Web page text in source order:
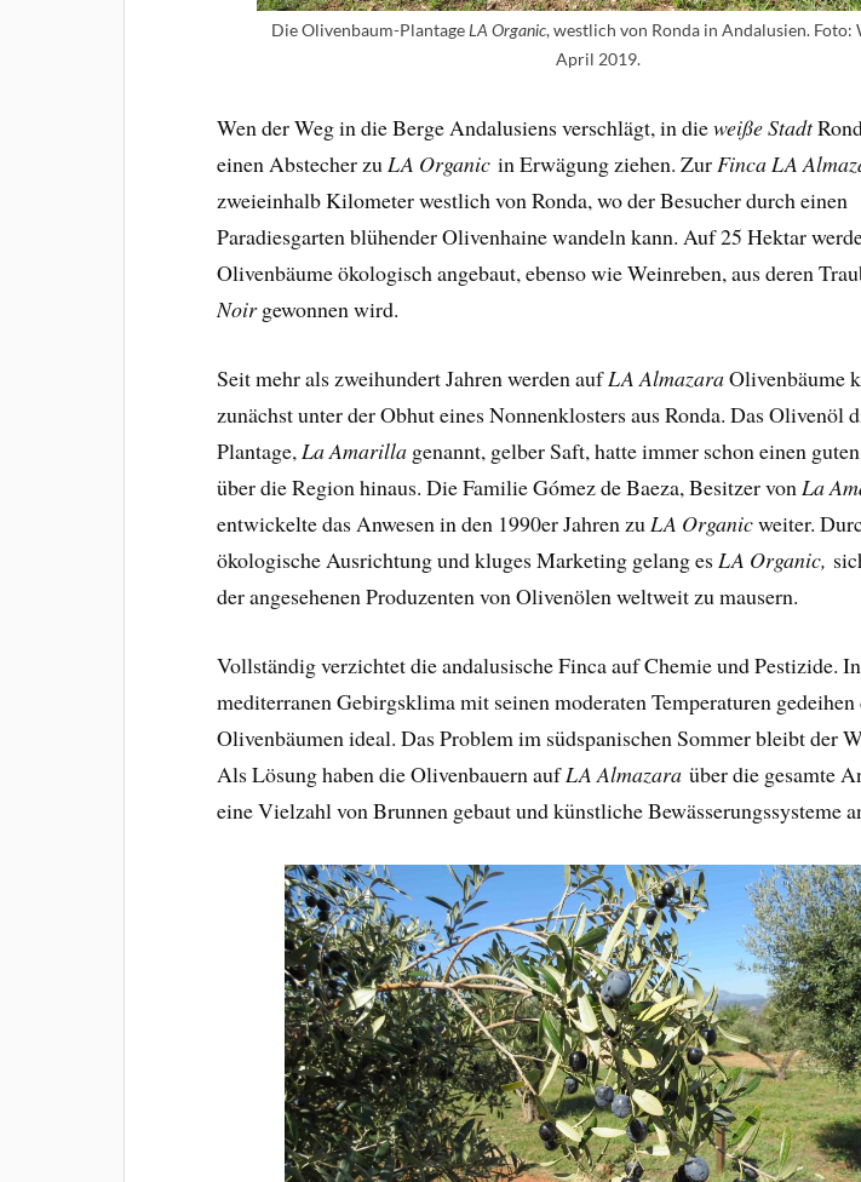
Die Olivenbaum-PlantageLA Organic, westlich von Ronda in Andalusien. Foto:
April 2019.
Wen der Weg in die Berge Andalusiens verschlägt, in dieweiße Stadt
einen Abstecher zuLA Organic in Erwägung ziehen. ZurFincaLA
zweieinhalb Kilometer westlich von Ronda, wo der Besucher durch einen
Paradiesgarten blühender Olivenhaine wandeln kann. Auf 25 Hektar
Olivenbäume ökologisch angebaut, ebenso wie Weinreben, aus deren
Noirgewonnen wird.
Seit mehr als zweihundert Jahren werden aufLA AlmazaraOlivenbäume
zunächst unter der Obhut eines Nonnenklosters aus Ronda. Das Olivenöl
Plantage, La Amarilla genannt, gelber Saft, hatte immer schon einen
über die Region hinaus. Die Familie Gómez de Baeza, Besitzer von La
entwickelte das Anwesen in den 1990er Jahren zu LA Organicweiter.
ökologische Ausrichtung und kluges Marketing gelang es LA Organic,
der angesehenen Produzenten von Olivenölen weltweit zu mausern.
Vollständig verzichtet die andalusische Finca auf Chemie und Pestizide.
mediterranen Gebirgsklima mit seinen moderaten Temperaturen gedeihen
Olivenbäumen ideal. Das Problem im südspanischen Sommer bleibt der
Als Lösung haben die Olivenbauern aufLA Almazaraüber die gesamte
eine Vielzahl von Brunnen gebaut und künstliche Bewässerungssysteme